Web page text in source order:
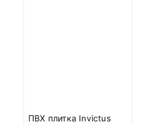
ПВХ плитка Invictus